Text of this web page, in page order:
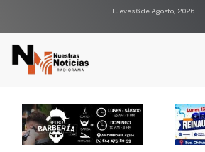
Jueves 6 de Agosto, 2026